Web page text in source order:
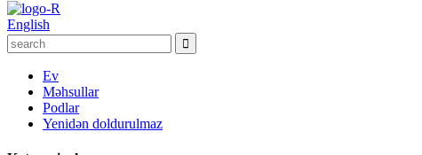
English
Ev
Məhsullar
Podlar
Yenidən doldurulmaz